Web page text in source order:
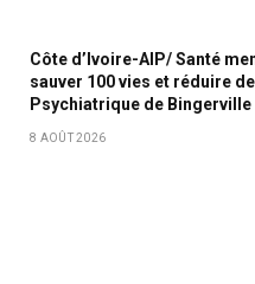
Côte d’Ivoire-AIP/ Santé
sauver 100 vies et réduire
Psychiatrique de
8 AOÛT 2026